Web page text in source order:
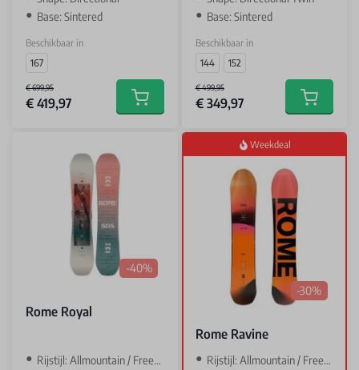
Base: Sintered
Beschikbaar in
167
€ 699,95
€ 419,97 Add to cart
Base: Sintered
Beschikbaar in
144
152
€ 499,95
€ 349,97 Add to
-40%
Rome Royal
Rijstijl: Allmountain / Freestyle
Weekdeal
-30%
Rome Ravine
Rijstijl: Allmountain / Freeride